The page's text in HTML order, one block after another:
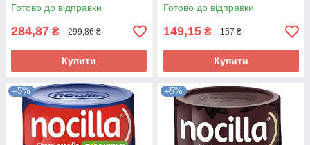
Готово до відправки
284,87 ₴ 299,86 ₴
Купити
Готово до відправки
149,15 ₴ 157 ₴
Купити
–5% –5%